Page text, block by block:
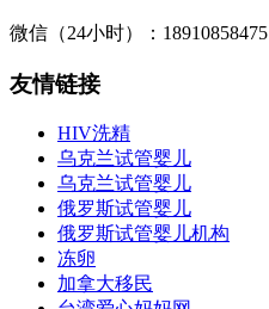
微信（24小时）：18910858475
友情链接
HIV洗精
乌克兰试管婴儿
乌克兰试管婴儿
俄罗斯试管婴儿
俄罗斯试管婴儿机构
冻卵
加拿大移民